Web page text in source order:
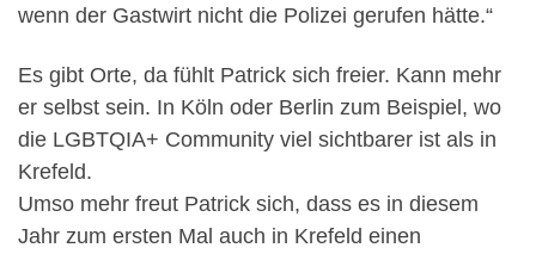
wenn der Gastwirt nicht die Polizei gerufen hätte.“
Es gibt Orte, da fühlt Patrick sich freier. Kann mehr
er selbst sein. In Köln oder Berlin zum Beispiel, wo
die LGBTQIA+ Community viel sichtbarer ist als in
Krefeld.
Umso mehr freut Patrick sich, dass es in diesem
Jahr zum ersten Mal auch in Krefeld einen